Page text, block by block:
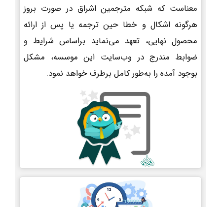
معناست که شبکه مترجمین اشراق در صورت بروز
هرگونه اشکال و خطا حین ترجمه یا پس از ارائه
محصول نهایی، تعهد می‌نماید براساس شرایط و
ضوابط مندرج در وب‌سایت این موسسه، مشکل
بوجود آمده را به‌طور کامل برطرف خواهد نمود.